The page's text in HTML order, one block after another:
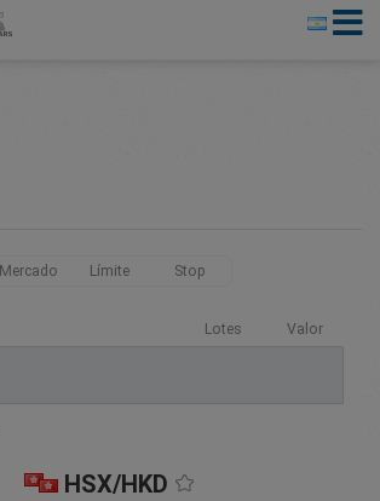
Mercado Límite Stop
Lotes Valor
HSX/HKD